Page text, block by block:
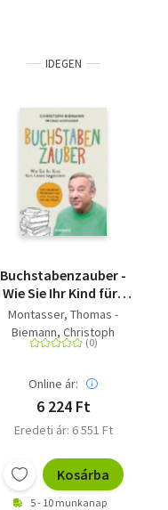
IDEGEN
Buchstabenzauber -
Wie Sie Ihr Kind fürs
Lesen begeistern -
Vom beliebten
Moderator aus 'Die
Montasser, Thomas -
Biemann, Christoph
Online ár:
6 224 Ft
Eredeti ár: 6 551 Ft
Kosárba
5 - 10 munkanap